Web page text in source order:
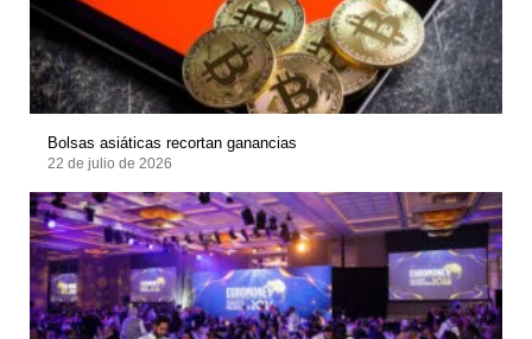
Bolsas asiáticas recortan ganancias
22 de julio de 2026